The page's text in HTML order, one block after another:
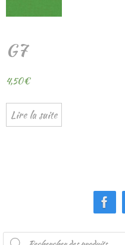
G7
4,50€
Lire la suite
Recherche